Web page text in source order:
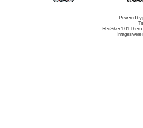
Powered by
RedSilver 1.01
Images were